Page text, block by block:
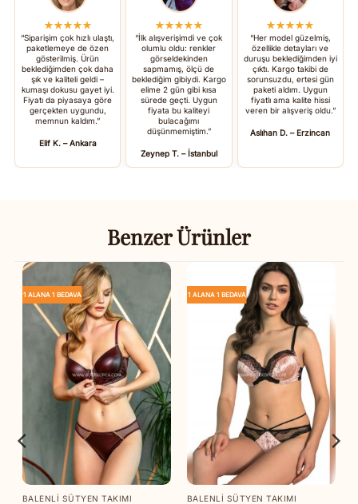
★★★★★
“Siparişim çok hızlı ulaştı,
paketlemeye de özen
gösterilmiş. Ürün
beklediğimden çok daha
şık ve kaliteli geldi –
kumaşı dokusu gayet iyi.
Fiyatı da piyasaya göre
gerçekten uygundu,
memnun kaldım.”
Elif K. – Ankara
★★★★★
“İlk alışverişimdi ve çok
olumlu oldu: renkler
görseldekinden
sapmamış, ölçü de
beklediğim gibiydi. Kargo
elime 2 gün gibi kısa
sürede geçti. Uygun
fiyata bu kaliteyi
bulacağımı
düşünmemiştim.”
Zeynep T. – İstanbul
★★★★★
“Her model güzelmiş,
özellikle detayları ve
duruşu beklediğimden iyi
çıktı. Kargo takibi de
sorunsuzdu, ertesi gün
paketi aldım. Uygun
fiyatlı ama kalite hissi
veren bir alışveriş oldu.”
Aslıhan D. – Erzincan
Benzer Ürünler
1 ALANA 1 BEDAVA
BALENLI SÜTYEN TAKIMI
1 ALANA 1 BEDAVA
BALENLI SÜTYEN TAKIMI